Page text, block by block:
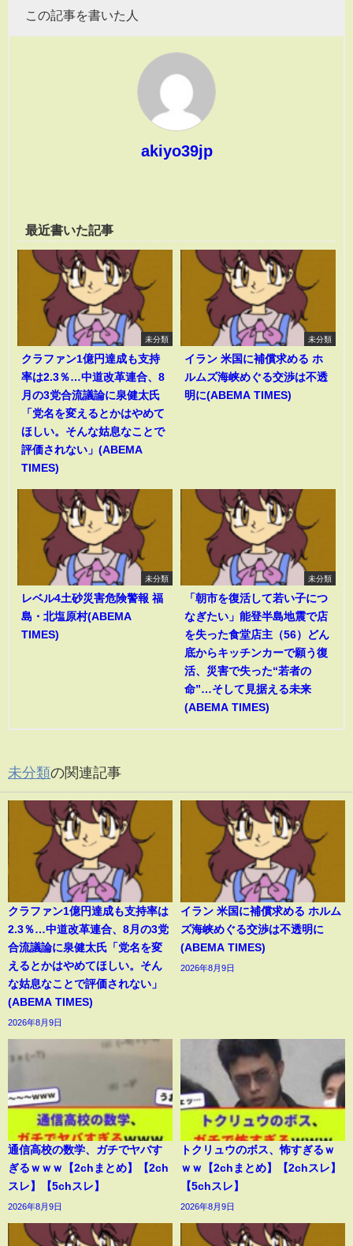
この記事を書いた人
akiyo39jp
最近書いた記事
未分類
クラファン1億円達成も支持
率は2.3％…中道改革連合、8
月の3党合流議論に泉健太氏
「党名を変えるとかはやめて
ほしい。そんな姑息なことで
評価されない」(ABEMA
TIMES)
未分類
イラン 米国に補償求める ホ
ルムズ海峡めぐる交渉は不透
明に(ABEMA TIMES)
未分類
レベル4土砂災害危険警報 福
島・北塩原村(ABEMA
TIMES)
未分類
「朝市を復活して若い子につ
なぎたい」能登半島地震で店
を失った食堂店主（56）どん
底からキッチンカーで願う復
活、災害で失った“若者の
命”…そして見据える未来
(ABEMA TIMES)
未分類の関連記事
クラファン1億円達成も支持率は
2.3％…中道改革連合、8月の3党
合流議論に泉健太氏「党名を変
えるとかはやめてほしい。そん
な姑息なことで評価されない」
(ABEMA TIMES)
2026年8月9日
イラン 米国に補償求める ホルム
ズ海峡めぐる交渉は不透明に
(ABEMA TIMES)
2026年8月9日
通信高校の数学、ガチでヤバす
ぎるｗｗｗ【2chまとめ】【2ch
スレ】【5chスレ】
2026年8月9日
トクリュウのボス、怖すぎるｗ
ｗｗ【2chまとめ】【2chスレ】
【5chスレ】
2026年8月9日